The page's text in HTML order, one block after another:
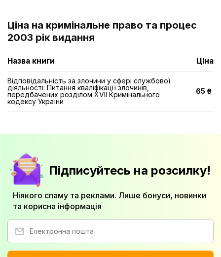
Ціна на кримінальне право та процес
2003 рік видання
Назва книги Ціна
Відповідальність за злочини у сфері службової
діяльності: Питання кваліфікації злочинів,
передбачених розділом XVII Кримінального
кодексу України
65 ₴
Підписуйтесь на розсилку!
Ніякого спаму та реклами. Лише бонуси, новинки
та корисна інформація